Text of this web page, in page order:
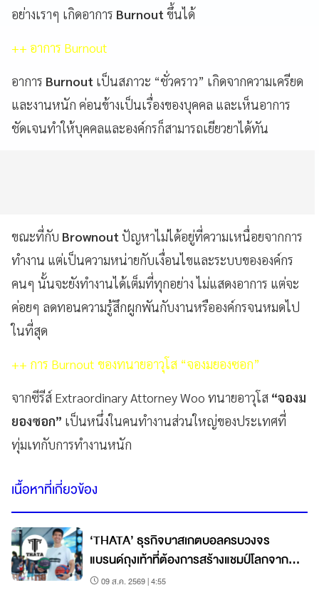
อย่างเราๆ เกิดอาการ Burnoutขึ้นได้
++ อาการ Burnout
อาการ Burnout เป็นสภาวะ “ชั่วคราว” เกิดจากความเครียด
และงานหนัก ค่อนข้างเป็นเรื่องของบุคคล และเห็นอาการ
ชัดเจนทำให้บุคคลและองค์กรก็สามารถเยียวยาได้ทัน
ขณะที่กับ Brownoutปัญหาไม่ได้อยู่ที่ความเหนื่อยจากการ
ทำงาน แต่เป็นความหน่ายกับเงื่อนไขและระบบขององค์กร
คนๆ นั้นจะยังทำงานได้เต็มที่ทุกอย่าง ไม่แสดงอาการ แต่จะ
ค่อยๆ ลดทอนความรู้สึกผูกพันกับงานหรือองค์กรจนหมดไป
ในที่สุด
++ การ Burnout ของทนายอาวุโส “จองมยองซอก”
จากซีรีส์ Extraordinary Attorney Woo ทนายอาวุโส “จองม
ยองซอก” เป็นหนึ่งในคนทำงานส่วนใหญ่ของประเทศที่
ทุ่มเทกับการทำงานหนัก
เนื้อหาที่เกี่ยวข้อง
‘THATA’ ธุรกิจบาสเกตบอลครบวงจร
แบรนด์ถุงเท้าที่ต้องการสร้างแชมป์โลกจาก
ชลบุรี
09 ส.ค. 2569 | 4:55